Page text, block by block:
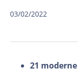
03/02/2022
21